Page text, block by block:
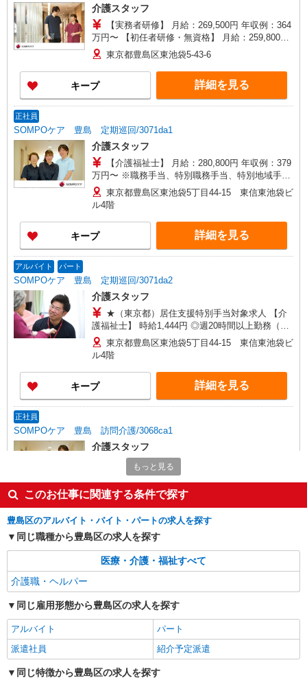
入社者は除く）
介護スタッフ
【実務者研修】 月給：269,500円 年収例：364
万円〜 【初任者研修・無資格】 月給：259,800円
年収例：351万円〜 ※職務手当、（東京都）居住
支援特別手当、働きがい向上手当、働きがい向上
手当、日祝手当（月平均2回分）、夜勤手当（月平
均5回分）等、毎月平均的に支払われる手当を含み
ます。 ※居住支援特別手当は勤続5年目までの方
本給2.08ヶ月分/年支給 ◎残業時は別途時間外手当
支給（超過1分〜）
東京都豊島区東池袋5-43-6
キープ 詳細を見る
正社員
SOMPOケア 豊島 定期巡回/3071da1
介護スタッフ
【介護福祉士】 月給：280,800円 年収例：379
万円〜 ※職務手当、特別職務手当、特別地域手
当、（東京都）居住支援特別手当、日祝手当（月
平均2回分）、在宅手当（月平均20回分）等、毎月
平均的に支払われる手当を含みます。 ■深夜勤手
当別途支給：4,000円/回 ■オンコール手当（1,000
円/日）あり ※居住支援特別手当は勤続5年目まで
の方はさらに1万円支給（再入社は除く） ◎賞
外手当支給（超過1分〜）
東京都豊島区東池袋5丁目44-15 東信東池袋ビ
ル4階
キープ 詳細を見る
アルバイト パート
SOMPOケア 豊島 定期巡回/3071da2
介護スタッフ
★（東京都）居住支援特別手当対象求人 【介
護福祉士】 時給1,444円 ◎週20時間以上勤務（社
保加入者）の場合は時給1,494円 【実務者研修・
初任者研修（ヘルパー1級・2級）】 時給1,364円
◎週20時間以上勤務（社保加入者）の場合は時給
1,414円 ※居住支援特別手当は勤続5年目までの方
はさらに時給＋50円（再入社者は除く） ◎夜勤勤
務の場合別途手当あり：4,000円/回
東京都豊島区東池袋5丁目44-15 東信東池袋ビ
ル4階
キープ 詳細を見る
正社員
SOMPOケア 豊島 訪問介護/3068ca1
介護スタッフ
【介護福祉士】 月給：272,300円 年収例：370
当、（東京都）居住支援特別手当、働きがい向上
手当、日祝手当（月平均2回分）等、毎月平均的に
支払われる手当を含みます。 ※居住支援特別手当
は勤続5年目までの方はさらに1万円支給（再入社
は除く） ◎賞与：基本給2.08ヶ月分/年支給 ◎残
業時は別途時間外手当支給（超過1分〜）
東京都豊島区東池袋5丁目44-15 東信東池袋ビ
ル4階
キープ
株式会社kotrio /●SW-H1-2069601
3〜×残業なし
時給1650円〜2312円 ＜日払い有/週払い有/交
通費全支給(ガソリン代含む)＞
豊島区西池袋
もっと見る
このお仕事に関連する条件で探す
豊島区のアルバイト・バイト・パートの求人を探す
同じ職種から豊島区の求人を探す
医療・介護・福祉すべて
介護職・ヘルパー
同じ雇用形態から豊島区の求人を探す
アルバイト
パート
派遣社員
紹介予定派遣
同じ特徴から豊島区の求人を探す